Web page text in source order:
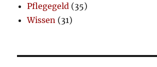
Pflegegeld (35)
Wissen (31)